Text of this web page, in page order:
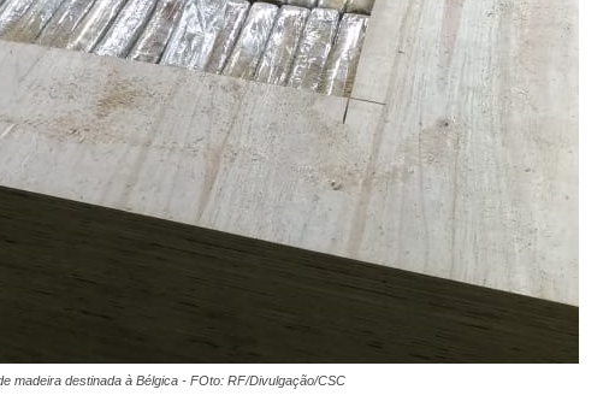
madeira destinada à Bélgica - FOto: RF/Divulgação/CSC